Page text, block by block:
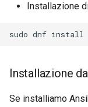
Installazione
sudo dnf install
Installazione
Se installiamo